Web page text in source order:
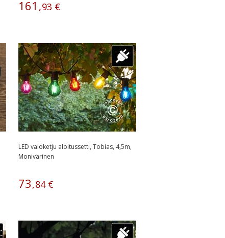
161 ,93 €
LED valoketju aloitussetti, Tobias, 4,5m,
Monivärinen
73,84€